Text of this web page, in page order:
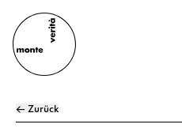
← Zurück